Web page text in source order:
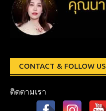
CONTACT & FOLLOW US
ติดตามเรา